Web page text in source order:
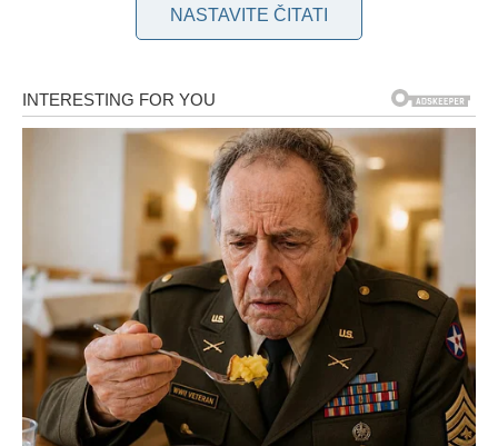
Međutim, iskustvo i praksa pokazuju da to nije uvijek najbolji
može biti jednako efikasna, a često i sigurnija za odjeću.
Jedan od glavnih razloga za to jeste činjenica da
voda štiti vlakna i sprječava prerano habanje . Kada se
odjeća pere na nižim temperaturama, smanjuje se rizik od
skupljanja, rastezanja i gubitka oblika. Posebno je to važno
za odjeću koju često nosimo i želimo da traje.
Osim toga, hladna voda pomaže da boje ostanu intenzivne.
Svi su barem jednom doživjeli da omiljeni komad izblijedi
nakon nekoliko pranja. Upravo visoka temperatura često
ubrzava taj proces, dok hladna voda djeluje kao zaštita koja
NASTAVITE ČITATI